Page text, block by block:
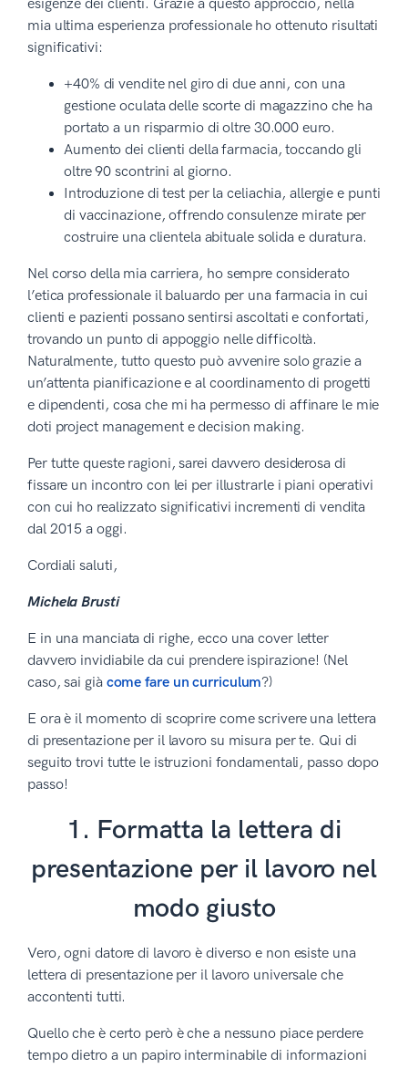
esigenze dei clienti. Grazie a questo approccio, nella
mia ultima esperienza professionale ho ottenuto risultati
significativi:
+40% di vendite nel giro di due anni, con una
gestione oculata delle scorte di magazzino che ha
portato a un risparmio di oltre 30.000 euro.
Aumento dei clienti della farmacia, toccando gli
oltre 90 scontrini al giorno.
Introduzione di test per la celiachia, allergie e punti
di vaccinazione, offrendo consulenze mirate per
costruire una clientela abituale solida e duratura.
Nel corso della mia carriera, ho sempre considerato
l’etica professionale il baluardo per una farmacia in cui
clienti e pazienti possano sentirsi ascoltati e confortati,
trovando un punto di appoggio nelle difficoltà.
Naturalmente, tutto questo può avvenire solo grazie a
un’attenta pianificazione e al coordinamento di progetti
e dipendenti, cosa che mi ha permesso di affinare le mie
doti project management e decision making.
Per tutte queste ragioni, sarei davvero desiderosa di
fissare un incontro con lei per illustrarle i piani operativi
con cui ho realizzato significativi incrementi di vendita
dal 2015 a oggi.
Cordiali saluti,
Michela Brusti
E in una manciata di righe, ecco una cover letter
davvero invidiabile da cui prendere ispirazione! (Nel
caso, sai già come fare un curriculum?)
E ora è il momento di scoprire come scrivere una lettera
di presentazione per il lavoro su misura per te. Qui di
seguito trovi tutte le istruzioni fondamentali, passo dopo
passo!
1. Formatta la lettera di
presentazione per il lavoro nel
modo giusto
Vero, ogni datore di lavoro è diverso e non esiste una
lettera di presentazione per il lavoro universale che
accontenti tutti.
Quello che è certo però è che a nessuno piace perdere
tempo dietro a un papiro interminabile di informazioni